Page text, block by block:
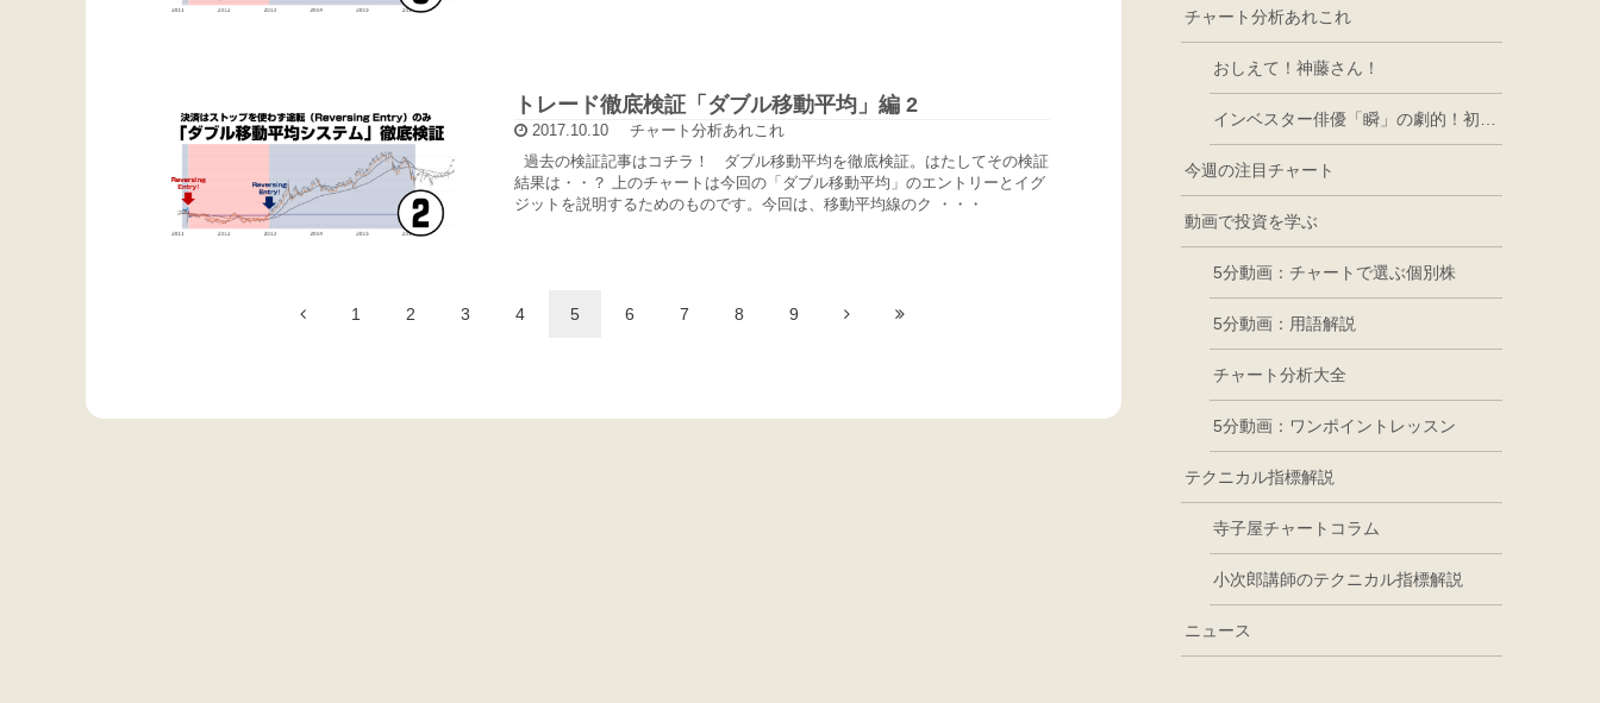
トレード徹底検証「ダブル移動平均」編 2
2017.10.10
チャート分析あれこれ
過去の検証記事はコチラ！ ダブル移動平均を徹底検証。はたしてその検証
結果は・・？ 上のチャートは今回の「ダブル移動平均」のエントリーとイグ
ジットを説明するためのものです。今回は、移動平均線のク ・・・
1 2 3 4 5 6 7 8 9
チャート分析あれこれ
おしえて！神藤さん！
今週の注目チャート
動画で投資を学ぶ
5分動画：チャートで選ぶ個別株
5分動画：用語解説
チャート分析大全
5分動画：ワンポイントレッスン
テクニカル指標解説
寺子屋チャートコラム
小次郎講師のテクニカル指標解説
ニュース